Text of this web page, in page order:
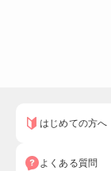
はじめての方へ
よくある質問